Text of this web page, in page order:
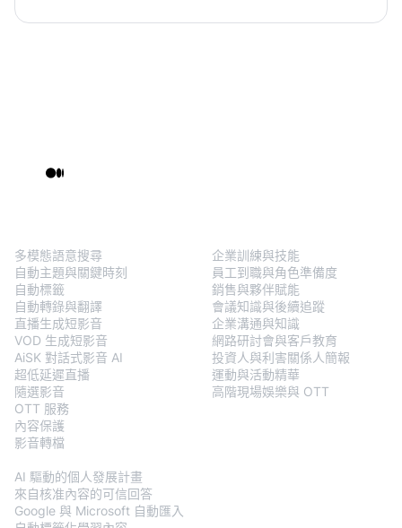
多模態語意搜尋
自動主題與關鍵時刻
自動標籤
自動轉錄與翻譯
直播生成短影音
VOD 生成短影音
AiSK 對話式影音 AI
超低延遲直播
隨選影音
OTT 服務
內容保護
影音轉檔
AI 驅動的個人發展計畫
來自核准內容的可信回答
Google 與 Microsoft 自動匯入
企業訓練與技能
員工到職與角色準備度
銷售與夥伴賦能
會議知識與後續追蹤
企業溝通與知識
網路研討會與客戶教育
投資人與利害關係人簡報
運動與活動精華
高階現場娛樂與 OTT